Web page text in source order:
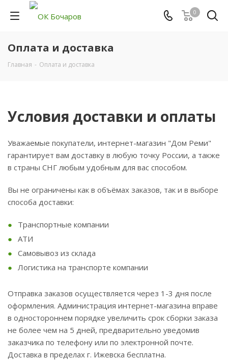
0
Оплата и доставка
Главная - Оплата и доставка
Условия доставки и оплаты
Уважаемые покупатели, интернет-магазин "Дом Реми"
гарантирует вам доставку в любую точку России, а также
в страны СНГ любым удобным для вас способом.
Вы не ограничены как в объёмах заказов, так и в выборе
способа доставки:
Транспортные компании
АТИ
Самовывоз из склада
Логистика на транспорте компании
Отправка заказов осуществляется через 1-3 дня после
оформления. Администрация интернет-магазина вправе
в одностороннем порядке увеличить срок сборки заказа
не более чем на 5 дней, предварительно уведомив
заказчика по телефону или по электронной почте.
Доставка в пределах г. Ижевска бесплатна.